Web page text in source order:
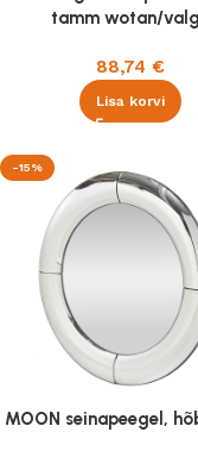
tamm wotan/
88,74 €
Lisa korvi
-15%
MOON seinapeegel,